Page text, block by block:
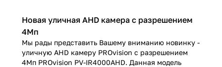
Новая уличная AHD камера с разрешением
4Мп
Мы рады представить Вашему вниманию новинку -
уличную AHD камеру PROvision с разрешением
4Мп PROvision PV-IR4000AHD. Данная модель